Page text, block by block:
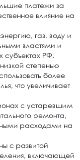
платежи за
влияние на
газ, воду и
властями и
субъектах РФ.
степенью
более
что увеличивает
с устаревшим
ремонта,
расходами на
с развитой
включающей